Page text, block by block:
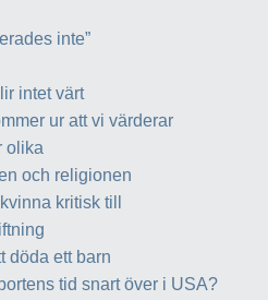
inte”
intet värt
ur att vi värderar
olika
och religionen
kritisk till
döda ett barn
tid snart över i USA?